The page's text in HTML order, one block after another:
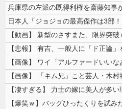
日本人「ジョジョの最高傑作は3部
【動画】 新型のさすまた、限界突破
【爆笑ｗ】バッグひったくりを試み